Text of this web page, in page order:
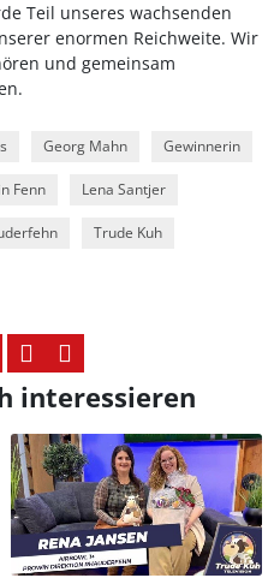
Teil unseres wachsenden
enormen Reichweite. Wir
und gemeinsam
Georg Mahn Gewinnerin
Fenn Lena Santjer
Trude Kuh
interessieren